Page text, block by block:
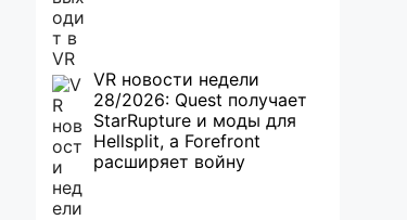
VR новости недели
28/2026: Quest получает
StarRupture и моды для
Hellsplit, а Forefront
расширяет войну